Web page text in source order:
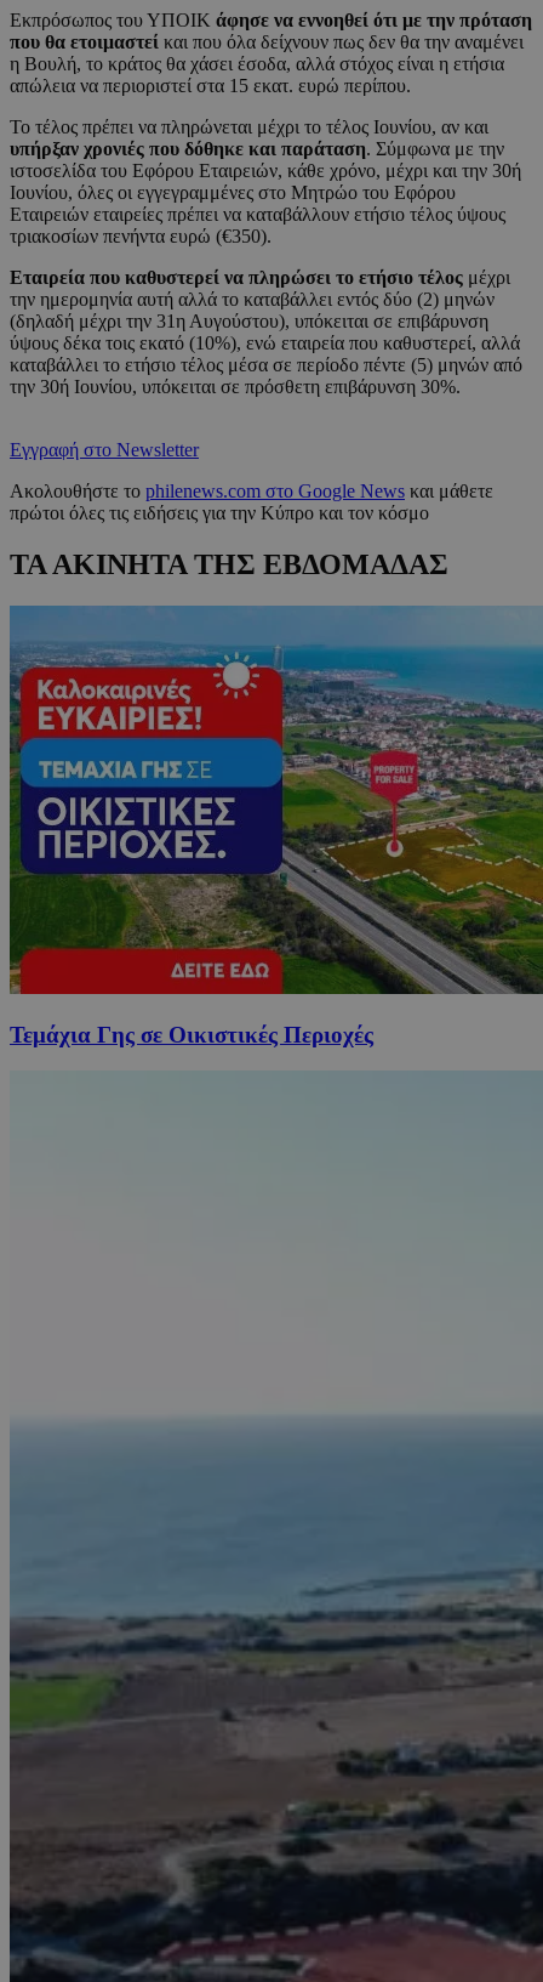
Εκπρόσωπος του ΥΠΟΙΚ άφησε να εννοηθεί ότι με την πρόταση
που θα ετοιμαστεί και που όλα δείχνουν πως δεν θα την αναμένει
η Βουλή, το κράτος θα χάσει έσοδα, αλλά στόχος είναι η ετήσια
απώλεια να περιοριστεί στα 15 εκατ. ευρώ περίπου.
Το τέλος πρέπει να πληρώνεται μέχρι το τέλος Ιουνίου, αν και
υπήρξαν χρονιές που δόθηκε και παράταση. Σύμφωνα με την
ιστοσελίδα του Εφόρου Εταιρειών, κάθε χρόνο, μέχρι και την 30ή
Ιουνίου, όλες οι εγγεγραμμένες στο Μητρώο του Εφόρου
Εταιρειών εταιρείες πρέπει να καταβάλλουν ετήσιο τέλος ύψους
τριακοσίων πενήντα ευρώ (€350).
Εταιρεία που καθυστερεί να πληρώσει το ετήσιο τέλος μέχρι
την ημερομηνία αυτή αλλά το καταβάλλει εντός δύο (2) μηνών
(δηλαδή μέχρι την 31η Αυγούστου), υπόκειται σε επιβάρυνση
ύψους δέκα τοις εκατό (10%), ενώ εταιρεία που καθυστερεί, αλλά
καταβάλλει το ετήσιο τέλος μέσα σε περίοδο πέντε (5) μηνών από
την 30ή Ιουνίου, υπόκειται σε πρόσθετη επιβάρυνση 30%.
Εγγραφή στο Newsletter
Ακολουθήστε το philenews.com στο Google News και μάθετε
πρώτοι όλες τις ειδήσεις για την Κύπρο και τον κόσμο
ΤΑ ΑΚΙΝΗΤΑ ΤΗΣ ΕΒΔΟΜΑΔΑΣ
Τεμάχια Γης σε Οικιστικές Περιοχές